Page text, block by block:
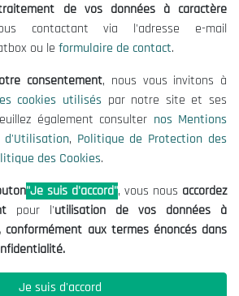
and Consultations
Policy
98 01 00|01|02
or Initiatives?
soyez le premier à découvrir nos
de vos données à caractère
contactant via l'adresse e-mail
ou le formulaire de contact.
consentement, nous vous invitons à
cookies utilisés par notre site et ses
également consulter nos Mentions
d'Utilisation, Politique de Protection des
des Cookies.
"Je suis d'accord", vous nous accordez
pour l'utilisation de vos données à
conformément aux termes énoncés dans
Je suis d'accord